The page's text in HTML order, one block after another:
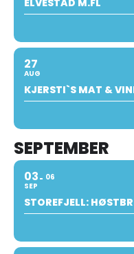
27
AUG
KJERSTI`S MAT &
SEPTEMBER
03
SEP
06
STOREFJELL: